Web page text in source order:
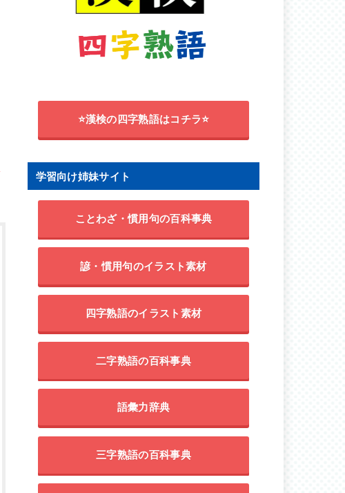
⭐漢検の四字熟語はコチラ⭐
学習向け姉妹サイト
ことわざ・慣用句の百科事典
諺・慣用句のイラスト素材
四字熟語のイラスト素材
二字熟語の百科事典
語彙力辞典
三字熟語の百科事典